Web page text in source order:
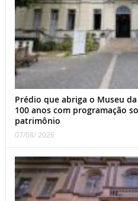
Prédio que abriga o Museu
100 anos com programação
patrimônio
07/08/ 2026